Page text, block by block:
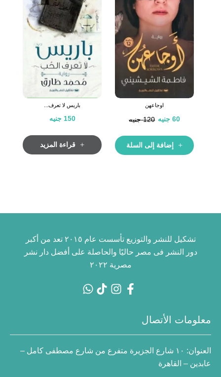
اوجاعهن
120 جنيه 60 جنيه
إضافة إلى السلة
باريس لا تعرف...
150 جنيه
قراءة المزيد
تشكيل للنشر والتوزيع تأسست عام ٢٠١٥ تعد من أكبر
دور النشر فى مصر حاليًا والحاصلة على أفضل دار نشر
مصرية ٢٠٢٢
معلومات الأتصال
العنوان:
١٠ شارع الجزيرة متفرع من شارع مصطفى كامل –
عابدين – القاهرة